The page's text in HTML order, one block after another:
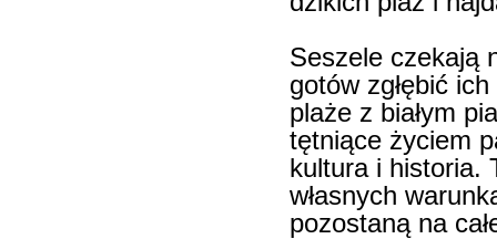
Seszele czekają
gotów zgłębić
plaże z białym
tętniące życiem
kultura i historia.
własnych
pozostaną na